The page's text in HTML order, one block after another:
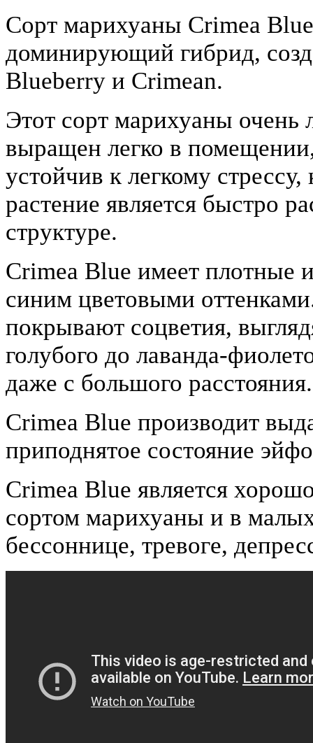
Сорт марихуаны Crimea
доминирующий гибрид,
Blueberry и Crimean.
Этот сорт марихуаны
выращен легко в
устойчив к легкому
растение является быстро
структуре.
Crimea Blue имеет плотные
синим цветовыми
покрывают соцветия,
голубого до лаванда-
даже с большого расстояния.
Crimea Blue производит
приподнятое состояние
Crimea Blue является
сортом марихуаны и в
бессоннице, тревоге,